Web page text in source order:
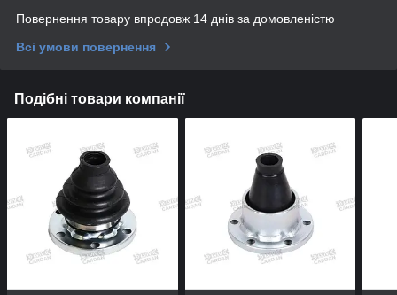
Повернення товару впродовж 14 днів за домовленістю
Всі умови повернення
Подібні товари компанії